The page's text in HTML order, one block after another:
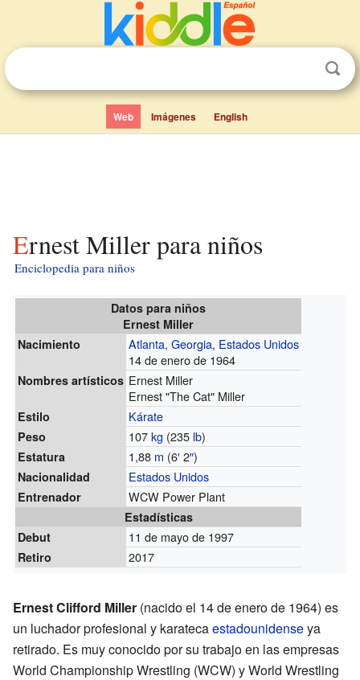
Web Imágenes English
Ernest Miller para niños
Enciclopedia para niños
Datos para niños
Ernest Miller
Nacimiento
Atlanta, Georgia, Estados Unidos
14 de enero de 1964
Nombres artísticos Ernest Miller
Ernest "The Cat" Miller
Estilo Kárate
Peso 107kg (235 lb)
Estatura 1,88 m (6′2″)
Nacionalidad Estados Unidos
Entrenador WCW Power Plant
Estadísticas
Debut
11 de mayo de 1997
Retiro 2017
Ernest Clifford Miller (nacido el 14 de enero de 1964) es
un luchador profesional y karatecaestadounidenseya
retirado. Es muy conocido por su trabajo en las empresas
World Championship Wrestling (WCW) y World Wrestling